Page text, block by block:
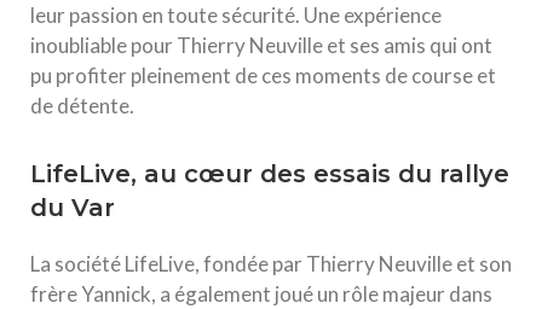
leur passion en toute sécurité. Une expérience
inoubliable pour Thierry Neuville et ses amis qui ont
pu profiter pleinement de ces moments de course et
de détente.
LifeLive, au cœur des essais du rallye
du Var
La société LifeLive, fondée par Thierry Neuville et son
frère Yannick, a également joué un rôle majeur dans